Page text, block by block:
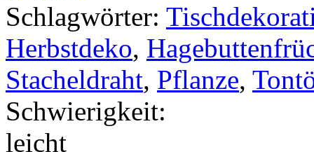
Schlagwörter:
Herbstdeko,
Stacheldraht, Pflanze,
Schwierigkeit:
leicht